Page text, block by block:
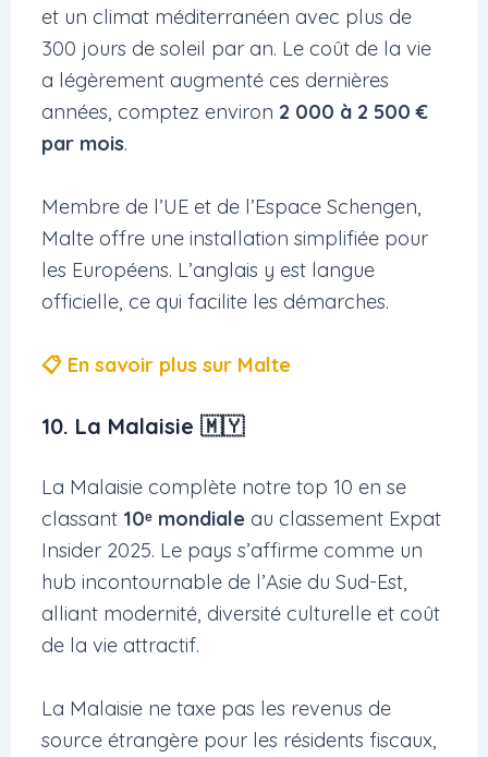
et un climat méditerranéen avec plus de
300 jours de soleil par an. Le coût de la vie
a légèrement augmenté ces dernières
années, comptez environ 2 000 à 2 500 €
par mois.
Membre de l’UE et de l’Espace Schengen,
Malte offre une installation simplifiée pour
les Européens. L’anglais y est langue
officielle, ce qui facilite les démarches.
📋 En savoir plus sur Malte
10. La Malaisie 🇲🇾
La Malaisie complète notre top 10 en se
classant 10ᵉ mondiale au classement Expat
Insider 2025. Le pays s’affirme comme un
hub incontournable de l’Asie du Sud-Est,
alliant modernité, diversité culturelle et coût
de la vie attractif.
La Malaisie ne taxe pas les revenus de
source étrangère pour les résidents fiscaux,